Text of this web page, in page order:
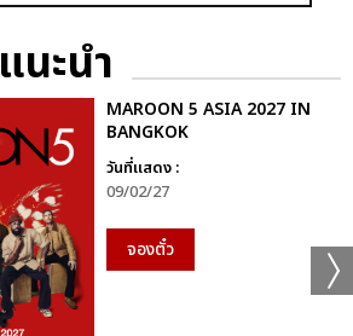
แนะนำ
MAROON 5 ASIA 2027 IN
BANGKOK
วันที่แสดง :
09/02/27
จองตั๋ว